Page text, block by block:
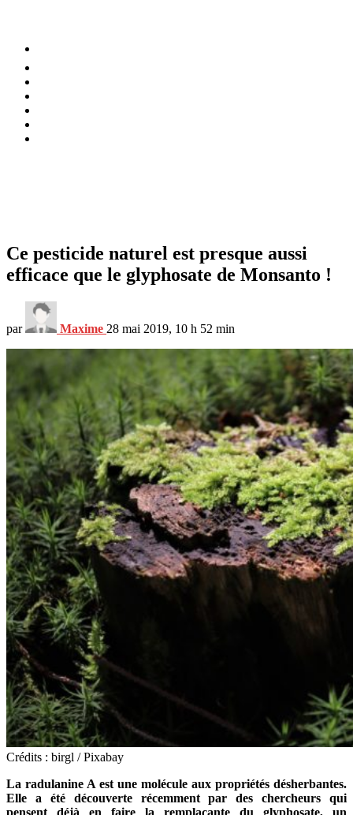
Ce pesticide naturel est presque aussi
efficace que le glyphosate de Monsanto !
par Maxime 28 mai 2019, 10 h 52 min
Crédits : birgl / Pixabay
La radulanine A est une molécule aux propriétés désherbantes.
Elle a été découverte récemment par des chercheurs qui
pensent déjà en faire la remplaçante du glyphosate, un